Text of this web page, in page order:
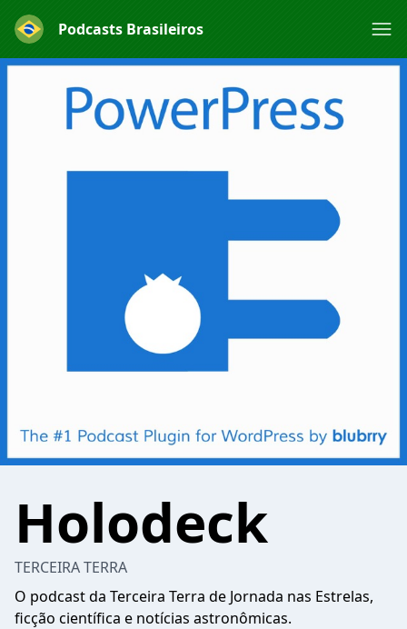
Podcasts Brasileiros
Holodeck
TERCEIRA TERRA
O podcast da Terceira Terra de Jornada nas Estrelas,
ficção científica e notícias astronômicas.